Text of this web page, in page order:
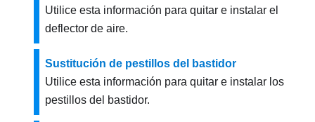
Utilice esta información para quitar e instalar el
deflector de aire.
Sustitución de pestillos del bastidor
Utilice esta información para quitar e instalar los
pestillos del bastidor.